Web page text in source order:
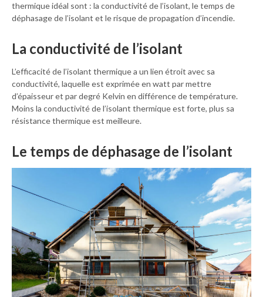
thermique idéal sont : la conductivité de l’isolant, le temps de
déphasage de l’isolant et le risque de propagation d’incendie.
La conductivité de l’isolant
L’efficacité de l’isolant thermique a un lien étroit avec sa
conductivité, laquelle est exprimée en watt par mettre
d’épaisseur et par degré Kelvin en différence de température.
Moins la conductivité de l’isolant thermique est forte, plus sa
résistance thermique est meilleure.
Le temps de déphasage de l’isolant